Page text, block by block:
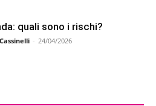
quali sono i rischi?
- 24/04/2026